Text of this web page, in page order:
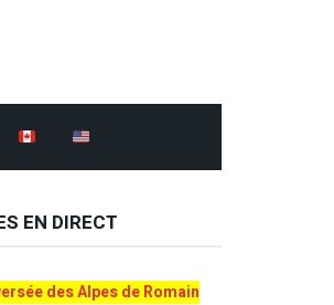
EN DIRECT
des Alpes de Romain